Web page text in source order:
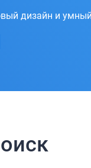
дизайн и